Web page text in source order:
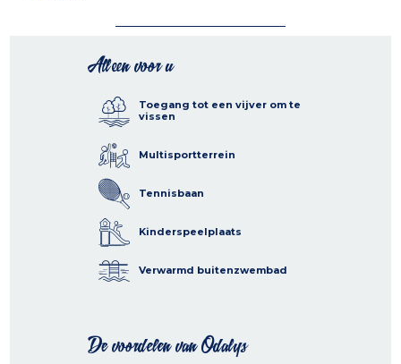
Alleen voor u
Toegang tot een vijver om te
vissen
Multisportterrein
Tennisbaan
Kinderspeelplaats
Verwarmd buitenzwembad
De voordelen van Odalys